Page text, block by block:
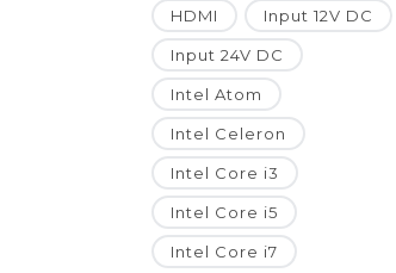
HDMI Input 12V DC
Input 24V DC
Intel Atom
Intel Celeron
Intel Core i3
Intel Core i5
Intel Core i7